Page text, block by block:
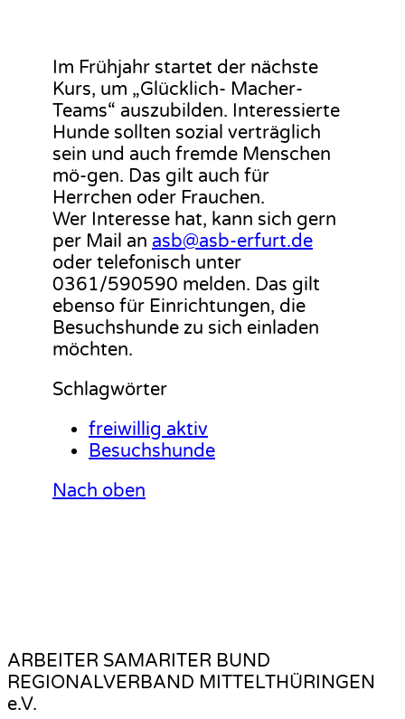
Im Frühjahr startet der nächste
Kurs, um „Glücklich- Macher-
Teams“ auszubilden. Interessierte
Hunde sollten sozial verträglich
sein und auch fremde Menschen
mö-gen. Das gilt auch für
Herrchen oder Frauchen.
Wer Interesse hat, kann sich gern
per Mail an asb@asb-erfurt.de
oder telefonisch unter
0361/590590 melden. Das gilt
ebenso für Einrichtungen, die
Besuchshunde zu sich einladen
möchten.
Schlagwörter
freiwillig aktiv
Besuchshunde
Nach oben
ARBEITER SAMARITER BUND
REGIONALVERBAND MITTELTHÜRINGEN
e.V.